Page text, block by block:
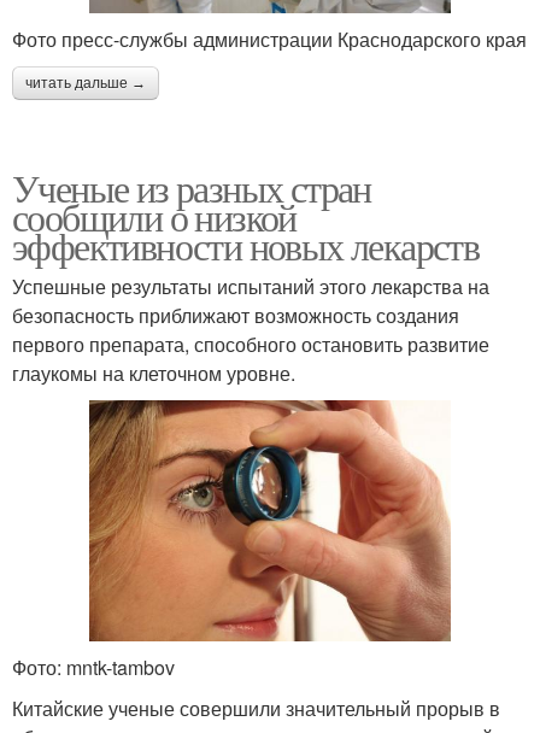
Фото пресс-службы администрации Краснодарского края
читать дальше →
Ученые из разных стран
сообщили о низкой
эффективности новых лекарств
Успешные результаты испытаний этого лекарства на
безопасность приближают возможность создания
первого препарата, способного остановить развитие
глаукомы на клеточном уровне.
Фото: mntk-tambov
Китайские ученые совершили значительный прорыв в